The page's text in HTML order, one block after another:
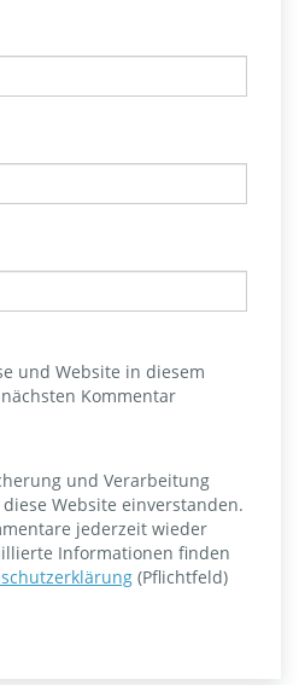
und Website in diesem
Kommentar
und Verarbeitung
Website einverstanden.
jederzeit wieder
Informationen finden
(Pflichtfeld)